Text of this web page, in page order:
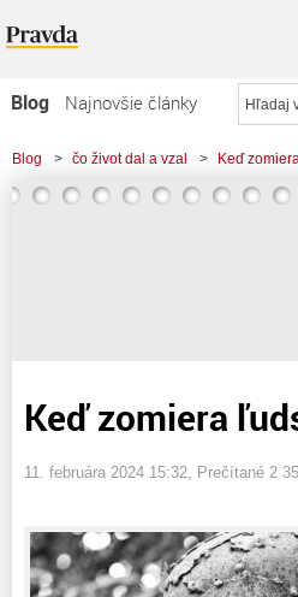
Blog
Najnovšie články
Najčítanejšie články
Najkomentovanejšie články
Blog > čo život dal a vzal > Keď
Keď zomiera
11. februára 2024 15:32 , Prečítané 2